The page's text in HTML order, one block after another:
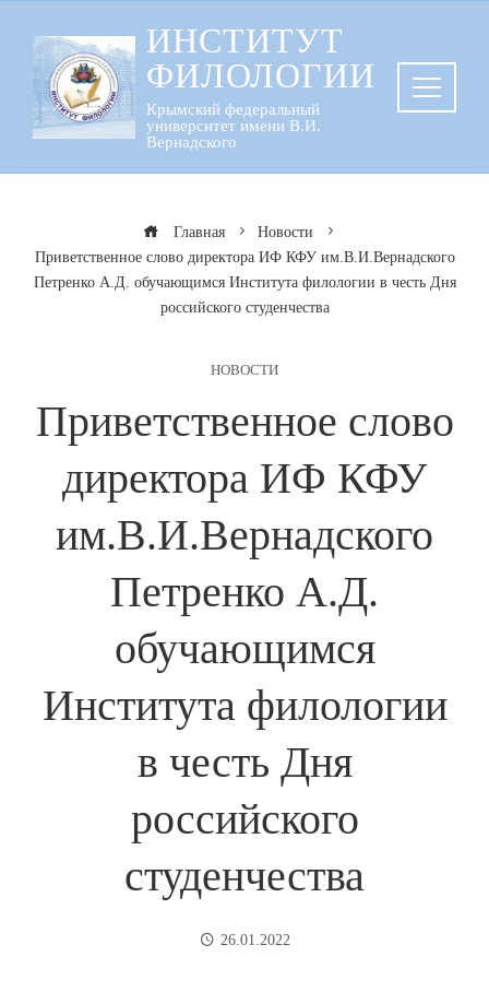
содержанию
ИНСТИТУТ
ФИЛОЛОГИИ
Крымский федеральный
университет имени В.И.
Вернадского
Главная
Новости
Приветственное слово директора ИФ КФУ им.В.И.Вернадского
Петренко А.Д. обучающимся Института филологии в честь Дня
российского студенчества
НОВОСТИ
Приветственное слово
директора ИФ КФУ
им.В.И.Вернадского
Петренко А.Д.
обучающимся
Института филологии
в честь Дня
российского
студенчества
26.01.2022